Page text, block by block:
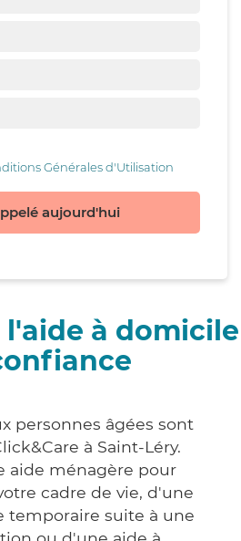
Générales d'Utilisation
aujourd'hui
l'aide à domicile
personnes âgées sont
à Saint-Léry.
aide ménagère pour
cadre de vie, d'une
temporaire suite à une